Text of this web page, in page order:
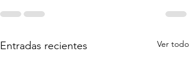
Entradas recientes Ver todo